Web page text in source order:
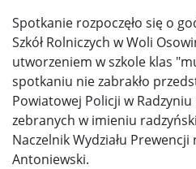
Spotkanie rozpoczęło się o
Szkół Rolniczych w Woli
utworzeniem w szkole klas
spotkaniu nie zabrakło
Powiatowej Policji w
zebranych w imieniu
Naczelnik Wydziału
Antoniewski.